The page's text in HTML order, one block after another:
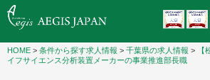
HOME > 条件から探す求人情報 > 千葉県の求人情報 >
イフサイエンス分析装置メーカーの事業推進部長職